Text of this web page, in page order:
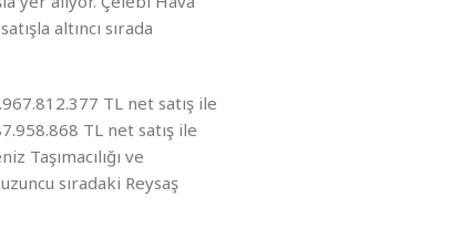
altıncı sırada
TL net satış ile
TL net satış ile
Taşımacılığı ve
sıradaki Reysaş